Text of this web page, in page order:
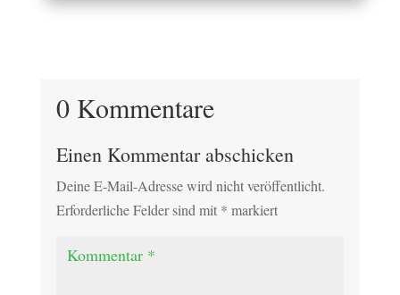
0 Kommentare
Einen Kommentar abschicken
Deine E-Mail-Adresse wird nicht veröffentlicht.
Erforderliche Felder sind mit * markiert